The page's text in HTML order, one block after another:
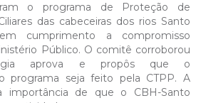
o programa de Proteção de
das cabeceiras dos rios Santo
cumprimento a compromisso
Público. O comitê corroborou
aprova e propôs que o
programa seja feito pela CTPP. A
importância de que o CBH-Santo